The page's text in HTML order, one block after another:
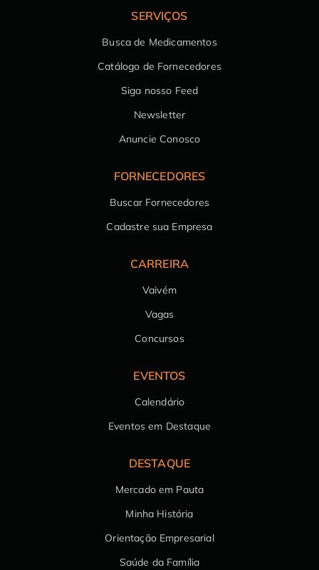
SERVIÇOS
Busca de Medicamentos
Catálogo de Fornecedores
Siga nosso Feed
Newsletter
Anuncie Conosco
FORNECEDORES
Buscar Fornecedores
Cadastre sua Empresa
CARREIRA
Vaivém
Vagas
Concursos
EVENTOS
Calendário
Eventos em Destaque
DESTAQUE
Mercado em Pauta
Minha História
Orientação Empresarial
Saúde da Família